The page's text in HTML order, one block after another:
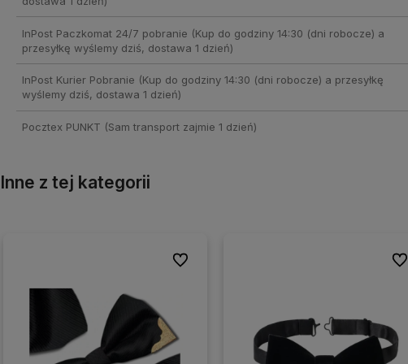
InPost Paczkomat 24/7 pobranie (Kup do godziny 14:30 (dni robocze) a
przesyłkę wyślemy dziś, dostawa 1 dzień)
InPost Kurier Pobranie (Kup do godziny 14:30 (dni robocze) a przesyłkę
wyślemy dziś, dostawa 1 dzień)
Pocztex PUNKT (Sam transport zajmie 1 dzień)
Inne z tej kategorii
Do ulubionych
Do ulubionych Do
Do